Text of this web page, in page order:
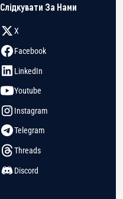
Слідкувати За Нами
X
Facebook
LinkedIn
Youtube
Instagram
Telegram
Threads
Discord